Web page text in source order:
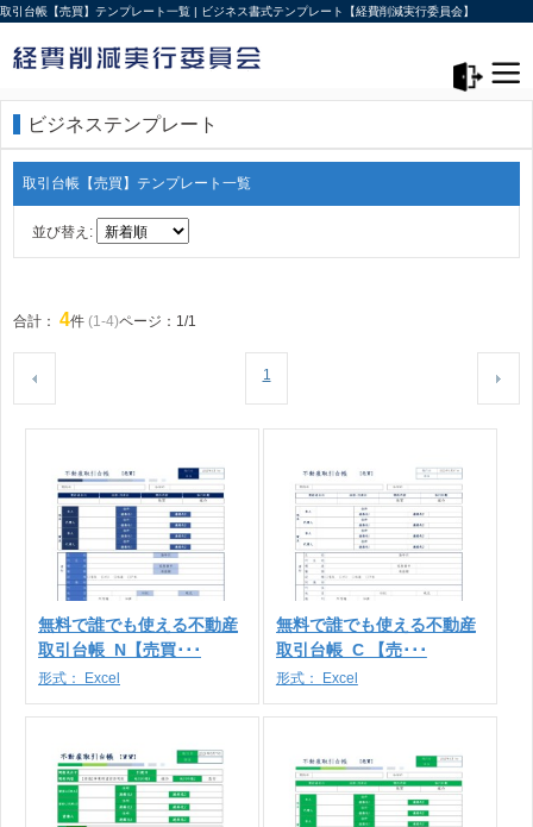
取引台帳【売買】テンプレート一覧 | ビジネス書式テンプレート【経費削減実行委員会】
ビジネステンプレート
取引台帳【売買】テンプレート一覧
並び替え:
合計： 4件 (1-4)ページ：1/1
1
無料で誰でも使える不動産
取引台帳_N【売買･･･
形式： Excel
無料で誰でも使える不動産
取引台帳_C 【売･･･
形式： Excel